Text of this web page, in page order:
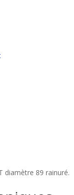
diamètre 89 rainuré.